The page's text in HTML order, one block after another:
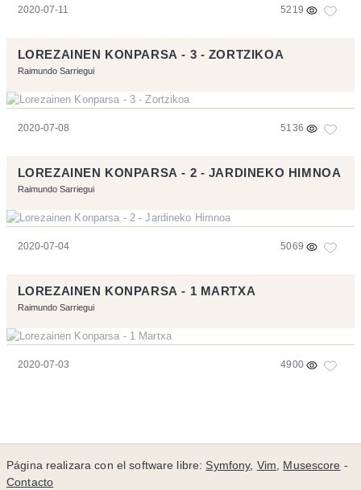
2020-07-11 5219
LOREZAINEN KONPARSA - 3 - ZORTZIKOA
Raimundo Sarriegui
2020-07-08 5136
LOREZAINEN KONPARSA - 2 - JARDINEKO HIMNOA
Raimundo Sarriegui
2020-07-04 5069
LOREZAINEN KONPARSA - 1 MARTXA
Raimundo Sarriegui
2020-07-03 4900
Página realizara con el software libre:Symfony, Vim, Musescore -
Contacto